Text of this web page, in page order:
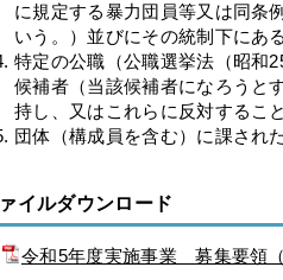
に規定する暴力団員等又は同条
いう。）並びにその統制下にあ
特定の公職（公職選挙法（昭和
候補者（当該候補者になろうと
持し、又はこれらに反対するこ
団体（構成員を含む）に課され
イルダウンロード
令和5年度実施事業 募集要領